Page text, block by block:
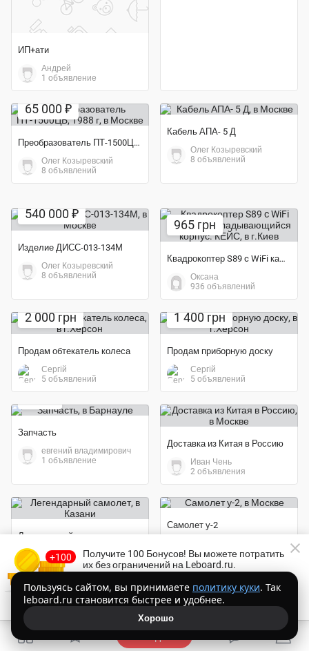
Получите 100 Бонусов! Вы можете потратить
их без ограничений на Leboard.ru.
Торопитесь!
Получить Бонусы бесплатно
ИП+ати
Андрей
1 объявление
65 000 ₽
Преобразователь ПТ-1500ЦБ, 1988 г
Олег Козыревский
8 объявлений
Кабель АПА- 5 Д
Олег Козыревский
8 объявлений
540 000 ₽
Изделие ДИСС-013-134М
Олег Козыревский
8 объявлений
965 грн
Квадрокоптер S89 c WiFi камерой. складывающийся корпус. КЕЙС
Оксана
936 объявлений
2 000 грн
Продам обтекатель колеса
Сергiй
5 объявлений
1 400 грн
Продам приборную доску
Сергiй
5 объявлений
Запчасть
евгений владимирович
1 объявление
Доставка из Китая в Россию
Иван Чень
2 объявления
Легендарный самолет
эрик
4 объявления
Самолет у-2
4 объявления
20 000 грн
Покупаем компрессоры, дорого
60 000 000 ₽
Ищу инвестора
4 объявления
Пользуясь сайтом, вы принимаете политику куки. Так
leboard.ru становится быстрее и удобнее.
Хорошо